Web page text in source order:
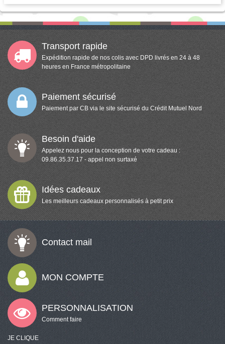
Transport rapide
Expédition rapide de nos colis avec DPD livrés en 24 à 48
heures en France métropolitaine
Paiement sécurisé
Paiement par CB via le site sécurisé du Crédit Mutuel Nord
Besoin d'aide
Appelez nous pour la conception de votre cadeau :
09.86.35.37.17 - appel non surtaxé
Idées cadeaux
Les meilleurs cadeaux personnalisés à petit prix
Contact mail
MON COMPTE
PERSONNALISATION
Comment faire
JE CLIQUE